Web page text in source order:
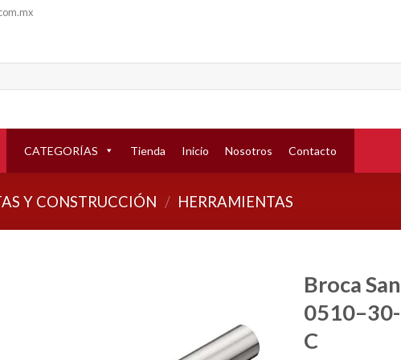
CATEGORÍAS Tienda Inicio Nosotros Contacto
Y CONSTRUCCIÓN / HERRAMIENTAS
a la
lista de
Broca
C